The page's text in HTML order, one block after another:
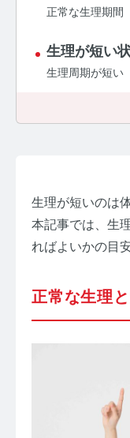
【ストレスを見
毛髪ホルモン量
よくあるご質問 TOP
【一般・報道関
ロード
プライバシーポリシー
正常な生理期間
生理が短い
生理周期が短い
生理が短いのは
本記事では、生
ればよいかの目
正常な生理